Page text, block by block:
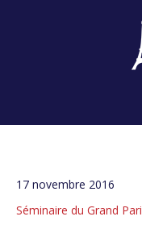
17 novembre 2016
Séminaire du Grand